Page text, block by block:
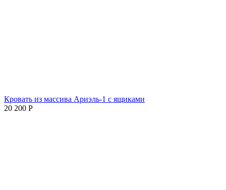
Кровать из массива Ариэль-1 с ящиками
20 200 Р